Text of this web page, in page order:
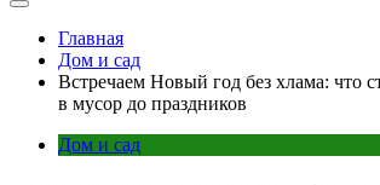
Главная
Дом и сад
Встречаем Новый год без хлама: что
в мусор до праздников
Дом и сад